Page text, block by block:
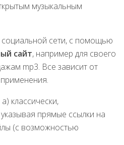
музыкальным
социальной сети, с помощью
сайт, например для своего
mp3. Все зависит от
классически,
прямые ссылки на
(с возможностью